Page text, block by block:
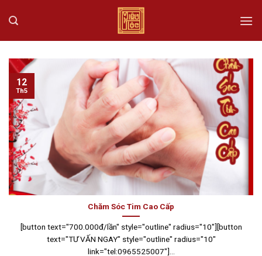
Chăm Sóc Tim Cao Cấp
[button text="700.000đ/lần" style="outline" radius="10"][button
text="TƯ VẤN NGAY" style="outline" radius="10"
link="tel:0965525007"]...
12
Th5